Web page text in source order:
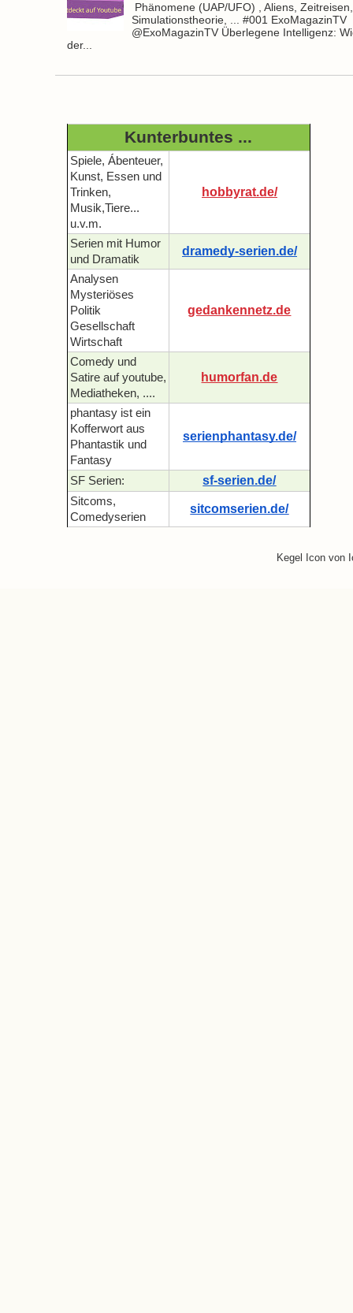
Phänomene (UAP/UFO) , Aliens, Zeitreisen,
Simulationstheorie, ... #001 ExoMagazinTV
@ExoMagazinTV Überlegene Intelligenz:
der...
Kunterbuntes ...
Spiele, Ábenteuer,
Kunst, Essen und
Trinken,
Musik,Tiere...
u.v.m.
hobbyrat.de/
Serien mit Humor
und Dramatik
dramedy-serien.de/
Analysen
Mysteriöses
Politik
Gesellschaft
Wirtschaft
gedankennetz.de
Comedy und
Satire auf youtube,
Mediatheken, ....
humorfan.de
phantasy ist ein
Kofferwort aus
Phantastik und
Fantasy
serienphantasy.de/
SF Serien: sf-serien.de/
Sitcoms,
Comedyserien
sitcomserien.de/
Kegel Icon von